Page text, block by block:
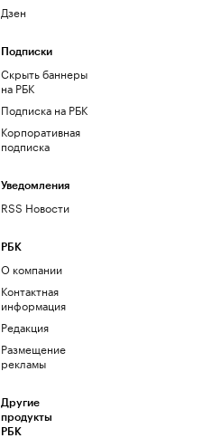
Дзен
Подписки
Скрыть баннеры
на РБК
Подписка на РБК
Корпоративная
подписка
Уведомления
RSS Новости
РБК
О компании
Контактная
информация
Редакция
Размещение
рекламы
Другие
продукты
РБК